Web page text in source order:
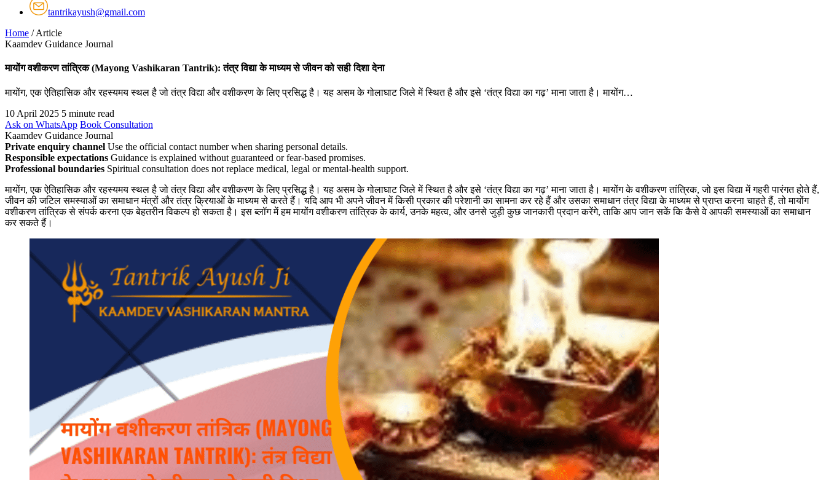
tantrikayush@gmail.com
Home / Article
Kaamdev Guidance Journal
मायोंग वशीकरण तांत्रिक (Mayong Vashikaran Tantrik): तंत्र विद्या के माध्यम से जीवन को सही दिशा देना
मायोंग, एक ऐतिहासिक और रहस्यमय स्थल है जो तंत्र विद्या और वशीकरण के लिए प्रसिद्ध है। यह असम के गोलाघाट जिले में स्थित है और इसे ‘तंत्र विद्या का गढ़’ माना जाता है। मायोंग…
10 April 2025 5 minute read
Ask on WhatsApp Book Consultation
Kaamdev Guidance Journal
Private enquiry channel Use the official contact number when sharing personal details.
Responsible expectations Guidance is explained without guaranteed or fear-based promises.
Professional boundaries Spiritual consultation does not replace medical, legal or mental-health support.
मायोंग, एक ऐतिहासिक और रहस्यमय स्थल है जो तंत्र विद्या और वशीकरण के लिए प्रसिद्ध है। यह असम के गोलाघाट जिले में स्थित है और इसे ‘तंत्र विद्या का गढ़’ माना जाता है। मायोंग के वशीकरण तांत्रिक, जो इस विद्या में गहरी पारंगत होते हैं,
जीवन की जटिल समस्याओं का समाधान मंत्रों और तंत्र क्रियाओं के माध्यम से करते हैं। यदि आप भी अपने जीवन में किसी प्रकार की परेशानी का सामना कर रहे हैं और उसका समाधान तंत्र विद्या के माध्यम से प्राप्त करना चाहते हैं, तो मायोंग
वशीकरण तांत्रिक से संपर्क करना एक बेहतरीन विकल्प हो सकता है। इस ब्लॉग में हम मायोंग वशीकरण तांत्रिक के कार्य, उनके महत्व, और उनसे जुड़ी कुछ जानकारी प्रदान करेंगे, ताकि आप जान सकें कि कैसे वे आपकी समस्याओं का समाधान
कर सकते हैं।